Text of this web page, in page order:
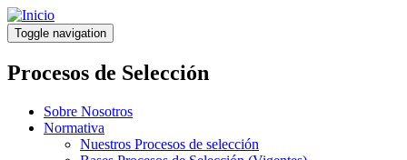
Pasar
al
contenido
principal
Toggle navigation
Procesos de Selección
Sobre Nosotros
Normativa
Nuestros Procesos de selección